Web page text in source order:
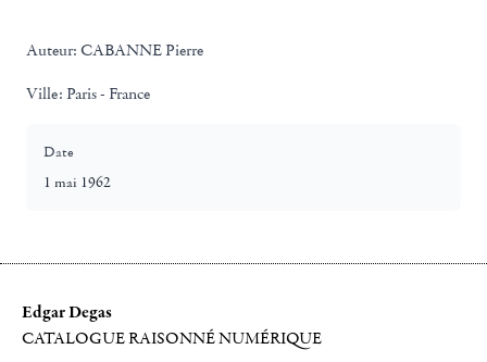
Auteur: CABANNE Pierre
Ville: Paris - France
Date
1 mai 1962
Edgar Degas
CATALOGUE RAISONNÉ NUMÉRIQUE